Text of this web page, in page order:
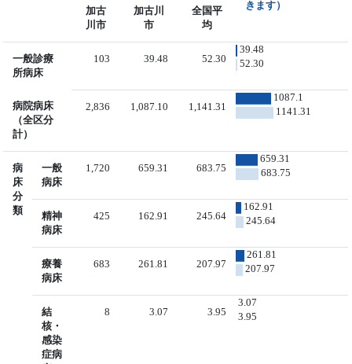
きます）
加古
川市
加古川
市
全国平
均
一般診療
所病床
103 39.48 52.30
39.48
52.30
病院病床
（全区分
計）
2,836 1,087.10 1,141.31
1087.1
1141.31
病
床
分
類
一般
病床
1,720 659.31 683.75
659.31
683.75
精神
病床
425 162.91 245.64
162.91
245.64
療養
病床
683 261.81 207.97
261.81
207.97
結
核・
感染
症病
8 3.07 3.95
3.07
3.95